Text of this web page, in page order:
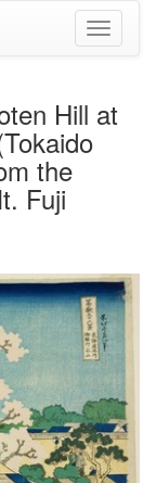
ナ
ビ
シ
え
Hill at
the
Fuji